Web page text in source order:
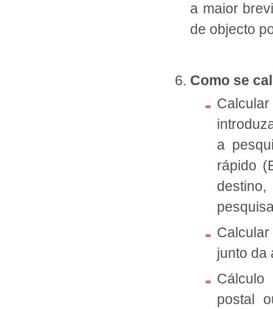
a maior
de objecto
Como se
a
rápido
junto da
Cálculo
postal